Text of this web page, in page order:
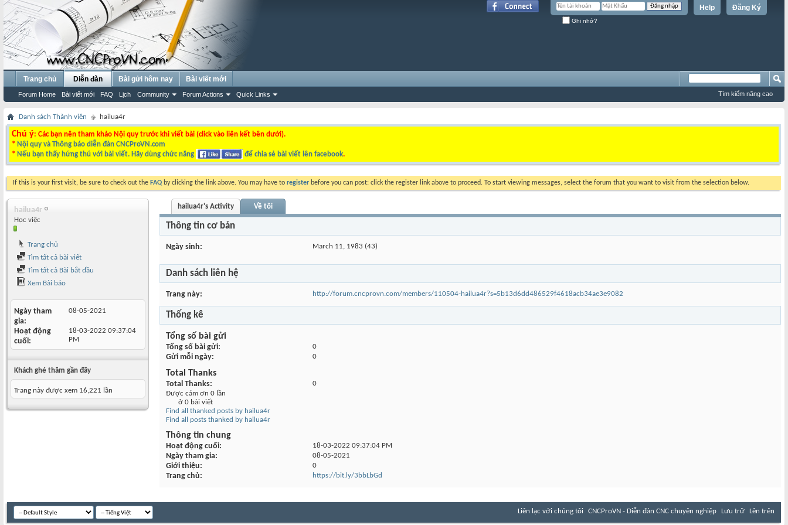
Đăng Ký
Help
Ghi nhớ?
Trang chủ Diễn đàn
Forum Home Bài viết mới FAQ Lịch Community Forum Actions Quick Links
Bài gửi hôm nay Bài viết mới
Tìm kiếm nâng cao
Danh sách Thành viên hailua4r
Chú ý: Các bạn nên tham khảo Nội quy trước khi viết bài (click vào liên kết bên dưới).
* Nội quy và Thông báo diễn đàn CNCProVN.com
* Nếu bạn thấy hứng thú với bài viết. Hãy dùng chức năng để chia sẻ bài viết lên facebook.
If this is your first visit, be sure to check out the FAQ by clicking the link above. You may have to register before you can post: click the register link above to proceed. To start viewing messages, select the forum that you want to visit from the selection below.
hailua4r
Học việc
Trang chủ
Tìm tất cả bài viết
Tìm tất cả Bài bắt đầu
Xem Bài báo
Ngày tham
gia
08-05-2021
Hoạt động
cuối
18-03-2022 09:37:04
PM
Khách ghé thăm gần đây
Trang này được xem 16,221 lần
hailua4r's Activity Về tôi
Thông tin cơ bản
Ngày sinh March 11, 1983 (43)
Danh sách liên hệ
Trang này http://forum.cncprovn.com/members/110504-hailua4r?s=5b13d6dd486529f4618acb34ae3e9082
Thống kê
Tổng số bài gửi
Tổng số bài gửi 0
Gửi mỗi ngày 0
Total Thanks
Total Thanks
0
Được cám ơn 0 lần
ở 0 bài viết
Find all thanked posts by hailua4r
Find all posts thanked by hailua4r
Thông tin chung
Hoạt động cuối 18-03-2022 09:37:04 PM
Ngày tham gia 08-05-2021
Giới thiệu 0
Trang chủ https://bit.ly/3bbLbGd
Liên lạc với chúng tôi CNCProVN - Diễn đàn CNC chuyên nghiệp Lưu trữ Lên trên